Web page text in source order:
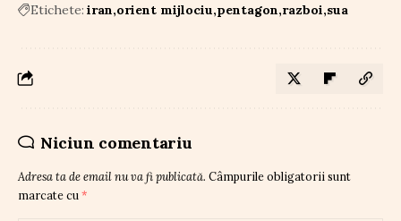
Etichete: iran orient mijlociu pentagon razboi sua
Niciun comentariu
Adresa ta de email nu va fi publicată. Câmpurile obligatorii sunt
marcate cu *